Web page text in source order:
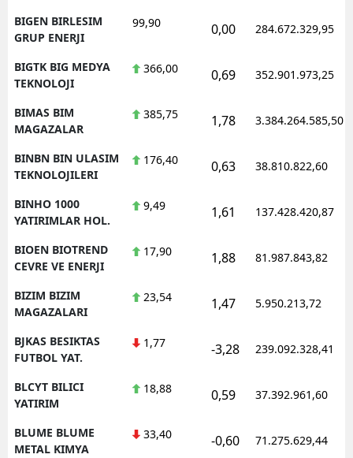
BIGEN BIRLESIM
GRUP ENERJI
99,90 0,00 284.672.329,95
BIGTK BIG MEDYA
TEKNOLOJI
366,00 0,69 352.901.973,25
BIMAS BIM
MAGAZALAR
385,75 1,78 3.384.264.585,50
BINBN BIN ULASIM
TEKNOLOJILERI
176,40 0,63 38.810.822,60
BINHO 1000
YATIRIMLAR HOL.
9,49 1,61 137.428.420,87
BIOEN BIOTREND
CEVRE VE ENERJI
17,90 1,88 81.987.843,82
BIZIM BIZIM
MAGAZALARI
23,54 1,47 5.950.213,72
BJKAS BESIKTAS
FUTBOL YAT.
1,77 -3,28 239.092.328,41
BLCYT BILICI
YATIRIM
18,88 0,59 37.392.961,60
BLUME BLUME
METAL KIMYA
33,40 -0,60 71.275.629,44